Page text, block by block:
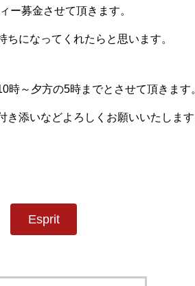
ー募金させて頂きます。
になってくれたらと思います。
～夕方の5時までとさせて頂きます
添いなどよろしくお願いいたします
Esprit